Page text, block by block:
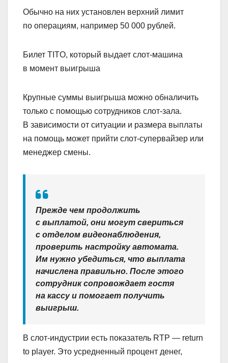
Обычно на них установлен верхний лимит
по операциям, например 50 000 рублей.
Билет TITO, который выдает слот-машина
в момент выигрыша
Крупные суммы выигрыша можно обналичить
только с помощью сотрудников слот-зала.
В зависимости от ситуации и размера выплаты
на помощь может прийти слот-супервайзер или
менеджер смены.
Прежде чем продолжить
с выплатой, они могут свериться
с отделом видеонаблюдения,
проверить настройку автомата.
Им нужно убедиться, что выплата
начислена правильно. После этого
сотрудник сопровождает гостя
на кассу и помогает получить
выигрыш.
В слот-индустрии есть показатель RTP — return
to player. Это усредненный процент денег,